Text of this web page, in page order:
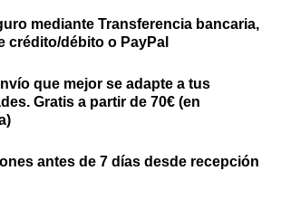
mediante Transferencia bancaria,
crédito/débito o PayPal
que mejor se adapte a tus
Gratis a partir de 70€ (en
antes de 7 días desde recepción